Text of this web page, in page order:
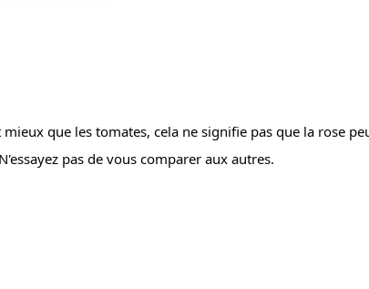
mieux que les tomates, cela ne signifie pas que la rose
pas de vous comparer aux autres.